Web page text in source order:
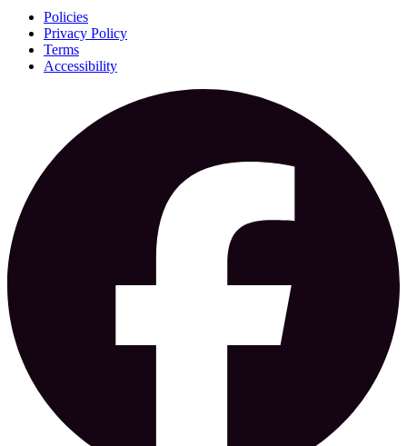
Policies
Privacy Policy
Terms
Accessibility